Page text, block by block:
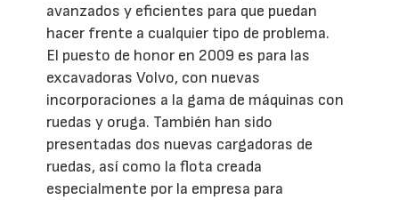
avanzados y eficientes para que puedan
hacer frente a cualquier tipo de problema.
El puesto de honor en 2009 es para las
excavadoras Volvo, con nuevas
incorporaciones a la gama de máquinas con
ruedas y oruga. También han sido
presentadas dos nuevas cargadoras de
ruedas, así como la flota creada
especialmente por la empresa para